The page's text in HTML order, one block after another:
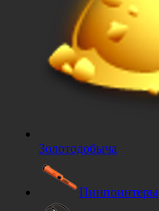
Золотодобыча
Пинпоинтеры